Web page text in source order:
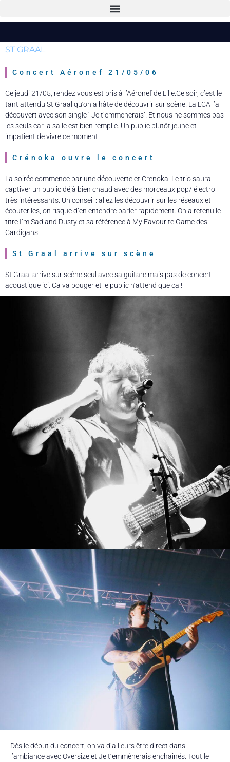
ST GRAAL
Concert Aéronef 21/05/06
Ce jeudi 21/05, rendez vous est pris à l’Aéronef de Lille.Ce soir, c’est le
tant attendu St Graal qu’on a hâte de découvrir sur scène. La LCA l’a
découvert avec son single ‘ Je t’emmenerais’. Et nous ne sommes pas
les seuls car la salle est bien remplie. Un public plutôt jeune et
impatient de vivre ce moment.
Crénoka ouvre le concert
La soirée commence par une découverte et Crenoka. Le trio saura
captiver un public déjà bien chaud avec des morceaux pop/ électro
très intéressants. Un conseil : allez les découvrir sur les réseaux et
écouter les, on risque d’en entendre parler rapidement. On a retenu le
titre I’m Sad and Dusty et sa référence à My Favourite Game des
Cardigans.
St Graal arrive sur scène
St Graal arrive sur scène seul avec sa guitare mais pas de concert
acoustique ici. Ca va bouger et le public n’attend que ça !
Dès le début du concert, on va d’ailleurs être direct dans
l’ambiance avec Oversize et Je t’emmènerais enchainés. Tout le